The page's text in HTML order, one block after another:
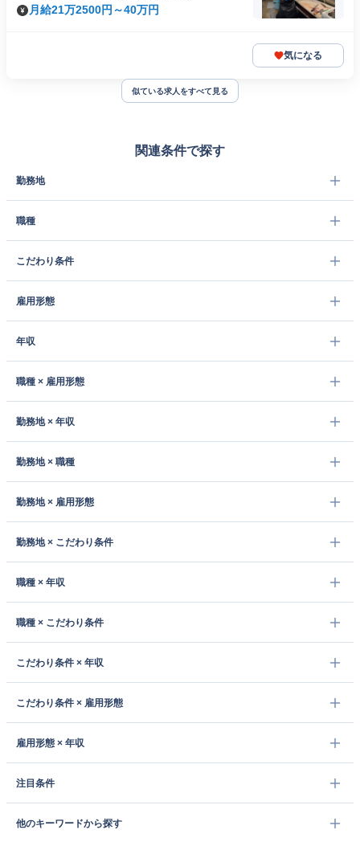
月給21万2500円～40万円
気になる
似ている求人をすべて見る
関連条件で探す
勤務地
職種
こだわり条件
雇用形態
年収
職種 × 雇用形態
勤務地 × 年収
勤務地 × 職種
勤務地 × 雇用形態
勤務地 × こだわり条件
職種 × 年収
職種 × こだわり条件
こだわり条件 × 年収
こだわり条件 × 雇用形態
雇用形態 × 年収
注目条件
他のキーワードから探す